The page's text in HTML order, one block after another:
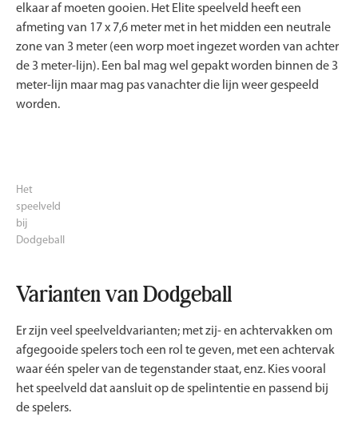
elkaar af moeten gooien. Het Elite speelveld heeft een
afmeting van 17 x 7,6 meter met in het midden een neutrale
zone van 3 meter (een worp moet ingezet worden van achter
de 3 meter-lijn). Een bal mag wel gepakt worden binnen de 3
meter-lijn maar mag pas vanachter die lijn weer gespeeld
worden.
Het
speelveld
bij
Dodgeball
Varianten van Dodgeball
Er zijn veel speelveldvarianten; met zij- en achtervakken om
afgegooide spelers toch een rol te geven, met een achtervak
waar één speler van de tegenstander staat, enz. Kies vooral
het speelveld dat aansluit op de spelintentie en passend bij
de spelers.